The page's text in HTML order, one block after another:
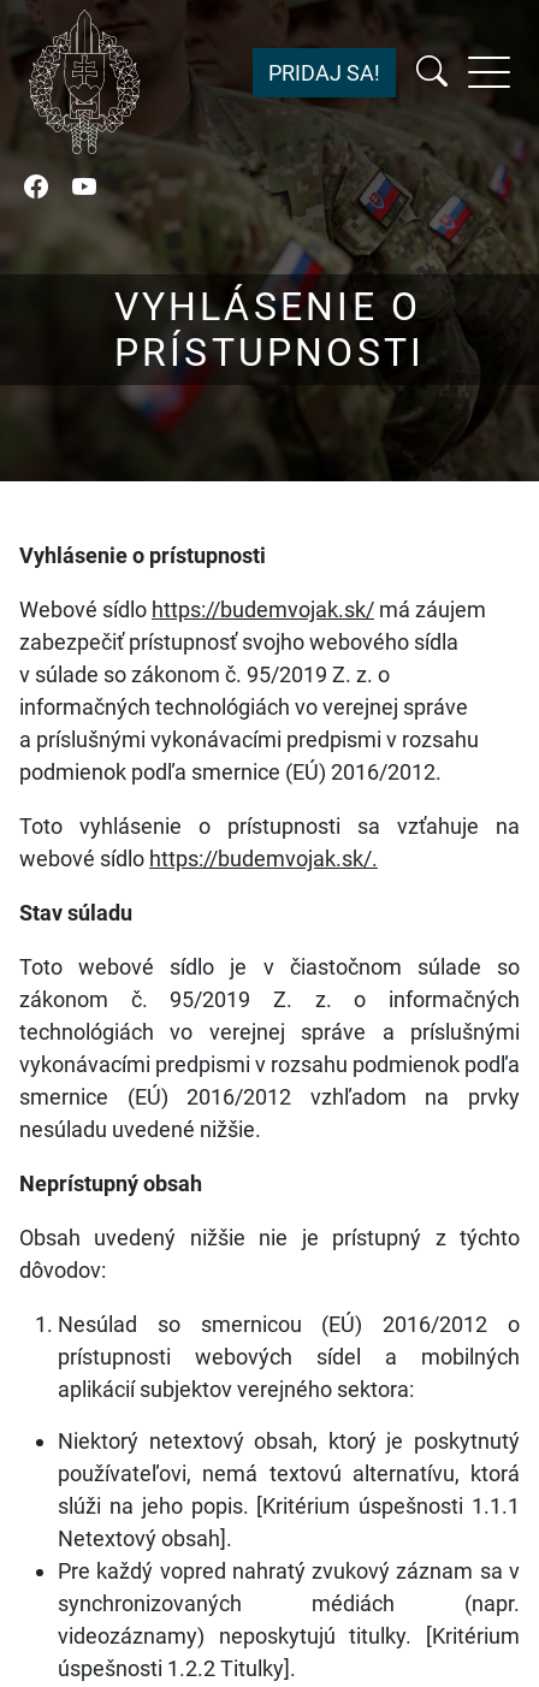
Facebook
YouTube
PRIDAJ SA!
VYHLÁSENIE O
PRÍSTUPNOSTI
Vyhlásenie o prístupnosti
Webové sídlo https://budemvojak.sk/ má záujem
zabezpečiť prístupnosť svojho webového sídla
v súlade so zákonom č. 95/2019 Z. z. o
informačných technológiách vo verejnej správe
a príslušnými vykonávacími predpismi v rozsahu
podmienok podľa smernice (EÚ) 2016/2012.
Toto vyhlásenie o prístupnosti sa vzťahuje na
webové sídlo https://budemvojak.sk/.
Stav súladu
Toto webové sídlo je v čiastočnom súlade so
zákonom č. 95/2019 Z. z. o informačných
technológiách vo verejnej správe a príslušnými
vykonávacími predpismi v rozsahu podmienok podľa
smernice (EÚ) 2016/2012 vzhľadom na prvky
nesúladu uvedené nižšie.
Neprístupný obsah
Obsah uvedený nižšie nie je prístupný z týchto
dôvodov:
Nesúlad so smernicou (EÚ) 2016/2012 o
prístupnosti webových sídel a mobilných
aplikácií subjektov verejného sektora:
Niektorý netextový obsah, ktorý je poskytnutý
používateľovi, nemá textovú alternatívu, ktorá
slúži na jeho popis. [Kritérium úspešnosti 1.1.1
Netextový obsah].
Pre každý vopred nahratý zvukový záznam sa v
synchronizovaných médiách (napr.
videozáznamy) neposkytujú titulky. [Kritérium
úspešnosti 1.2.2 Titulky].